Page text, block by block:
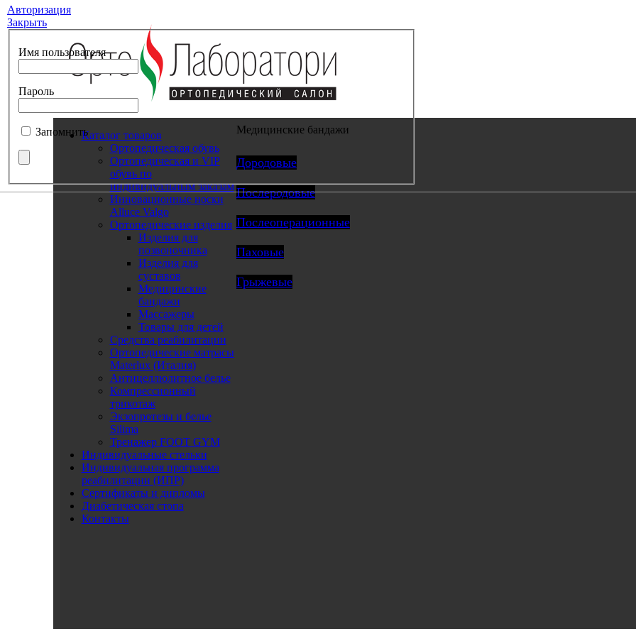
Авторизация
Закрыть
Имя пользователя
Пароль
ЗапомнитьКаталог товаров
Ортопедическая обувь
Ортопедическая и VIP
обувь по
индивидуальным заказам
Инновационные носки
Alluce Valgo
Ортопедические изделия
Изделия для
позвоночника
Изделия для
суставов
Медицинские
бандажи
Массажеры
Товары для детей
Средства реабилитации
Ортопедические матрасы
Materlux (Италия)
Антицеллюлитное белье
Компрессионный
трикотаж
Экзопротезы и белье
Silima
Тренажер FOOT GYM
Индивидуальные стельки
Индивидуальная программа
реабилитации (ИПР)
Сертификаты и дипломы
Диабетическая стопа
Контакты
Медицинские бандажи
Дородовые
Послеродовые
Послеоперационные
Паховые
Грыжевые